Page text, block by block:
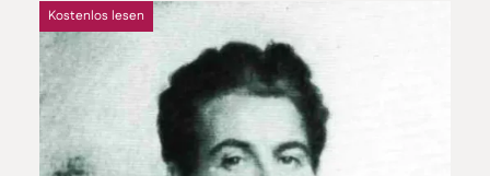
Kostenlos lesen